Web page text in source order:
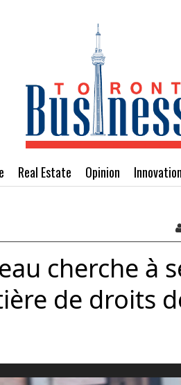
Real Estate Opinion Innovation
cherche à
de droits